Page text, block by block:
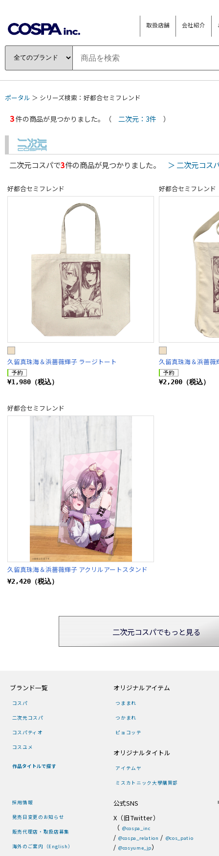
取扱店舗 会社紹介
ポータル ＞ シリーズ検索：好都合セミフレンド
3件の商品が見つかりました。（ 二次元：3件 ）
二次元コスパで3件の商品が見つかりました。 ＞ 二次元コス
好都合セミフレンド
久留真珠海＆浜薔薇輝子 ラージトート
¥1,980（税込）
好都合セミフレンド
久留真珠海＆浜薔薇
¥2,200（税込）
好都合セミフレンド
久留真珠海＆浜薔薇輝子 アクリルアートスタンド
¥2,420（税込）
二次元コスパでもっと見る
ブランド一覧
コスパ
二次元コスパ
コスパティオ
コスユメ
作品タイトルで探す
オリジナルアイテム
つままれ
つかまれ
ピョコッテ
オリジナルタイトル
アイテムヤ
ミスカトニック大學購買部
採用情報
発売日変更のお知らせ
販売代理店・取扱店募集
海外のご案内（English）
公式SNS
X（旧Twitter）
（ @cospa_inc
/ @cospa_relation / @cos_patio
/ @cosyume_jp）